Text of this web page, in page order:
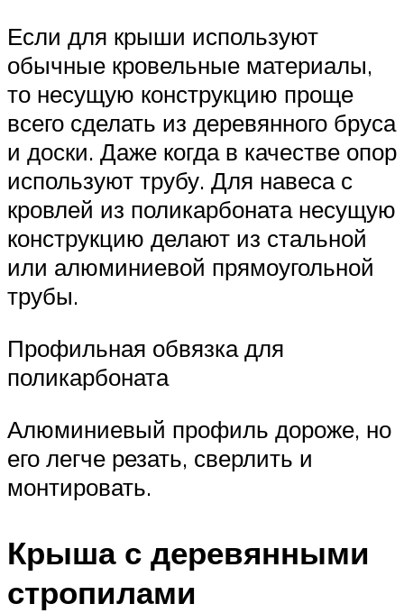
Если для крыши используют
обычные кровельные материалы,
то несущую конструкцию проще
всего сделать из деревянного бруса
и доски. Даже когда в качестве опор
используют трубу. Для навеса с
кровлей из поликарбоната несущую
конструкцию делают из стальной
или алюминиевой прямоугольной
трубы.
Профильная обвязка для
поликарбоната
Алюминиевый профиль дороже, но
его легче резать, сверлить и
монтировать.
Крыша с деревянными
стропилами